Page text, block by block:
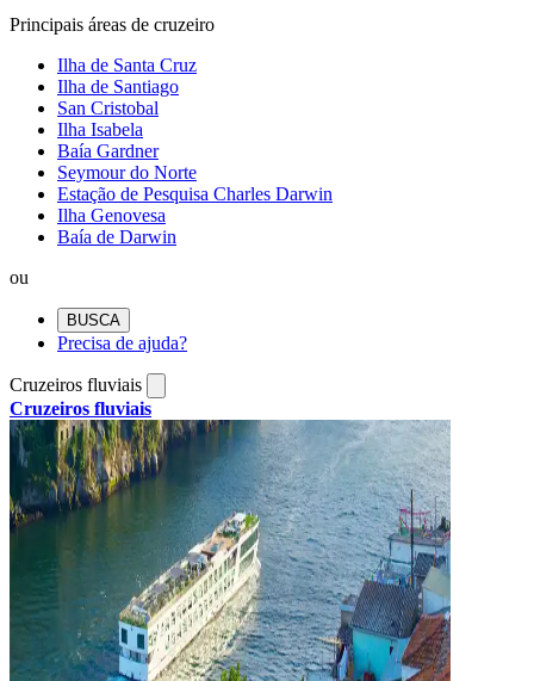
Principais áreas de cruzeiro
Ilha de Santa Cruz
Ilha de Santiago
San Cristobal
Ilha Isabela
Baía Gardner
Seymour do Norte
Estação de Pesquisa Charles Darwin
Ilha Genovesa
Baía de Darwin
ou
BUSCA
Precisa de ajuda?
Cruzeiros fluviais
Cruzeiros fluviais